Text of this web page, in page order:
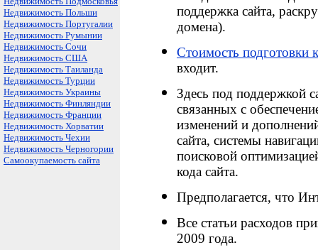
Недвижимость Польши
Недвижимость Португалии
Недвижимость Румынии
Недвижимость Сочи
Недвижимость США
Недвижимость Таиланда
Недвижимость Турции
Недвижимость Украины
Недвижимость Финляндии
Недвижимость Франции
Недвижимость Хорватии
Недвижимость Чехии
Недвижимость Черногории
Самоокупаемость сайта
поддержка сайта,
домена).
Стоимость подготовки
входит.
Здесь под поддержкой
связанных с
изменений и
сайта, системы
поисковой
кода сайта.
Предполагается, что
Все статьи расходов
2009 года.